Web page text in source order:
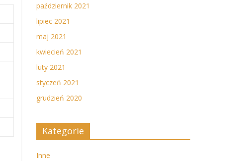
październik 2021
lipiec 2021
maj 2021
kwiecień 2021
luty 2021
styczeń 2021
grudzień 2020
Kategorie
Inne